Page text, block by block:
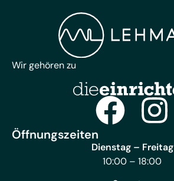
Wir gehören zu
Öffnungszeiten
Dienstag – Freitag
10:00 – 18:00